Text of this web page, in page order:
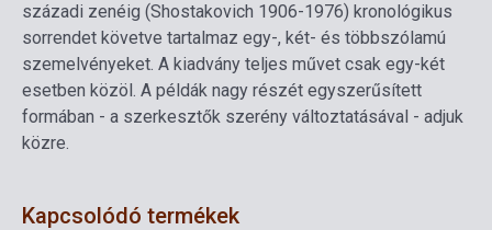
századi zenéig (Shostakovich 1906-1976) kronológikus
sorrendet követve tartalmaz egy-, két- és többszólamú
szemelvényeket. A kiadvány teljes művet csak egy-két
esetben közöl. A példák nagy részét egyszerűsített
formában - a szerkesztők szerény változtatásával - adjuk
közre.
Kapcsolódó termékek